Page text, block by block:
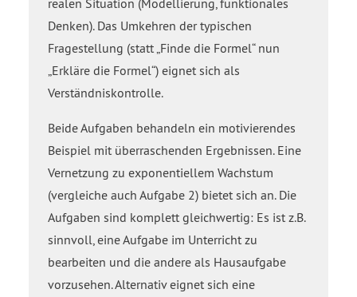
Denken). Das Umkehren der typischen
Fragestellung (statt „Finde die Formel“ nun
„Erkläre die Formel“) eignet sich als
Verständniskontrolle.
Beide Aufgaben behandeln ein motivierendes
Beispiel mit überraschenden Ergebnissen. Eine
Vernetzung zu exponentiellem Wachstum
(vergleiche auch Aufgabe 2) bietet sich an. Die
Aufgaben sind komplett gleichwertig: Es ist z.B.
sinnvoll, eine Aufgabe im Unterricht zu
bearbeiten und die andere als Hausaufgabe
vorzusehen. Alternativ eignet sich eine